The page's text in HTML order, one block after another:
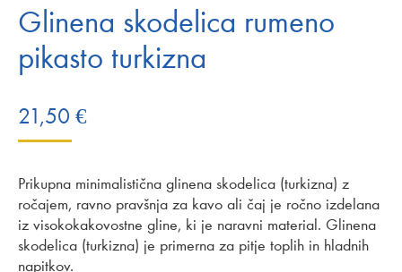
Glinena skodelica rumeno
pikasto turkizna
21,50 €
Prikupna minimalistična glinena skodelica (turkizna) z
ročajem, ravno pravšnja za kavo ali čaj je ročno izdelana
iz visokokakovostne gline, ki je naravni material. Glinena
skodelica (turkizna) je primerna za pitje toplih in hladnih
napitkov.